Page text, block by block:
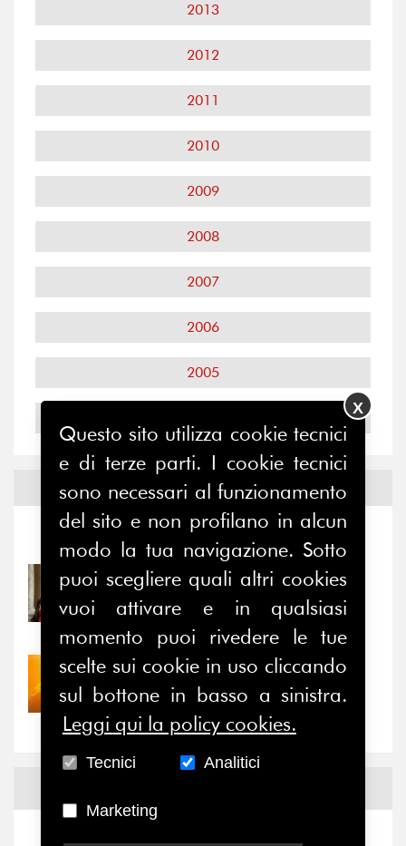
2013
2012
2011
2010
2009
2008
2007
2006
2005
Notizie edEventi
Notizie Eventi
31/07/2026
Prima della pausa estiva,
il valore di...
30/07/2026
Nove anni dopo la
“grande cecità”: la...
Questo sito utilizza cookie tecnici
e di terze parti. I cookie tecnici
sono necessari al funzionamento
del sito e non profilano in alcun
modo la tua navigazione. Sotto
puoi scegliere quali altri cookies
vuoi attivare e in qualsiasi
momento puoi rivedere le tue
scelte sui cookie in uso cliccando
sul bottone in basso a sinistra.
Leggi qui la policy cookies.
Tecnici Analitici
Marketing
X